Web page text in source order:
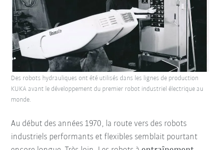
Au début des années 1970, la route vers des robots
industriels performants et flexibles semblait pourtant
Des robots hydrauliques ont été utilisés dans les lignes de production
KUKA avant le développement du premier robot industriel électrique au
monde.